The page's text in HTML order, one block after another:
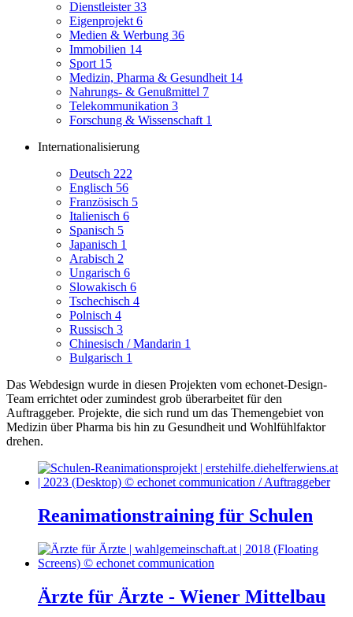
Dienstleister33
Eigenprojekt 6
Medien & Werbung 36
Immobilien 14
Sport 15
Medizin, Pharma & Gesundheit 14
Nahrungs- & Genußmittel 7
Telekommunikation 3
Forschung & Wissenschaft 1
Internationalisierung
Deutsch 222
Englisch 56
Französisch 5
Italienisch 6
Spanisch 5
Japanisch 1
Arabisch 2
Ungarisch 6
Slowakisch 6
Tschechisch 4
Polnisch 4
Russisch 3
Chinesisch / Mandarin 1
Bulgarisch 1
Das Webdesign wurde in diesen Projekten vom echonet-Design-
Team errichtet oder zumindest grob überarbeitet für den
Auftraggeber. Projekte, die sich rund um das Themengebiet von
Medizin über Pharma bis hin zu Gesundheit und Wohlfühlfaktor
drehen.
Reanimationstraining für Schulen
Ärzte für Ärzte - Wiener Mittelbau